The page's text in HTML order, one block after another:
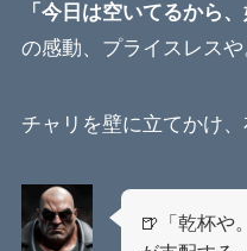
「今日は空いてるから
の感動、プライスレスや
チャリを壁に立てかけ
🍺「乾杯や